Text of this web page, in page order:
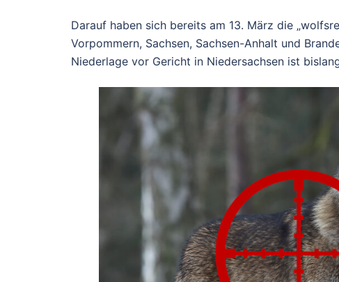
Darauf haben sich bereits am 13. März die
Vorpommern, Sachsen, Sachsen-Anhalt und
Niederlage vor Gericht in Niedersachsen ist